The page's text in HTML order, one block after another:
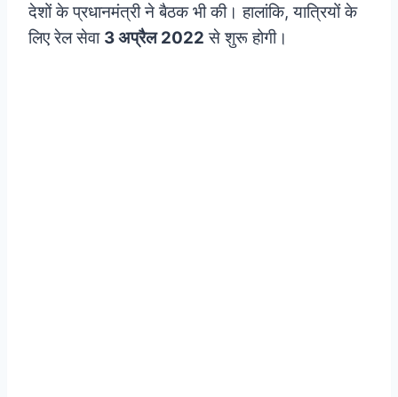
देशों के प्रधानमंत्री ने बैठक भी की। हालांकि, यात्रियों के
लिए रेल सेवा 3 अप्रैल 2022 से शुरू होगी।